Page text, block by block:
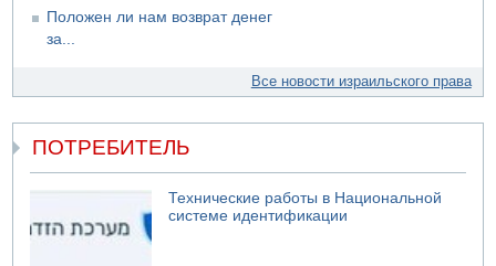
Положен ли нам возврат денег
за...
Все новости израильского права
ПОТРЕБИТЕЛЬ
Технические работы в Национальной
системе идентификации